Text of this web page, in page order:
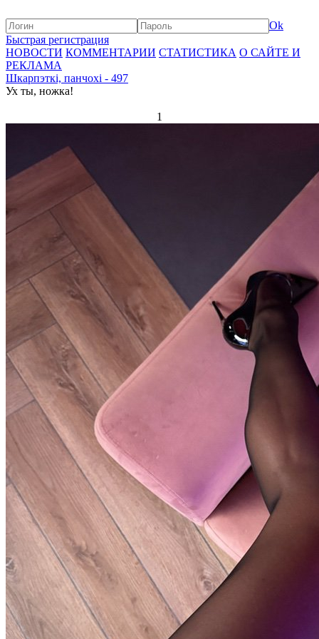
Ok
Быстрая регистрация
НОВОСТИ КОММЕНТАРИИ СТАТИСТИКА О САЙТЕ И
РЕКЛАМА
Шкарпэткі, панчохі - 497
Ух ты, ножка!
1